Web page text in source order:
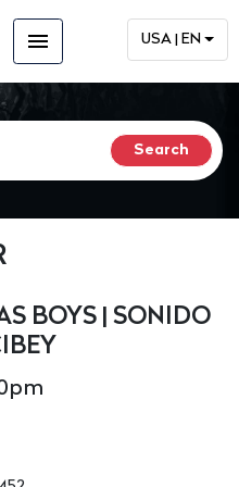
menu USA | EN
BOYS | SONIDO